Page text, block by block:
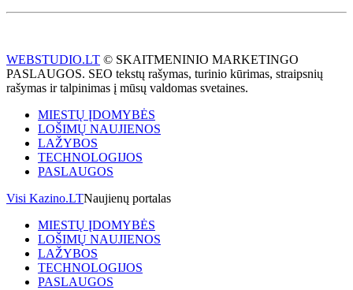
WEBSTUDIO.LT © SKAITMENINIO MARKETINGO
PASLAUGOS. SEO tekstų rašymas, turinio kūrimas, straipsnių
rašymas ir talpinimas į mūsų valdomas svetaines.
MIESTŲ ĮDOMYBĖS
LOŠIMŲ NAUJIENOS
LAŽYBOS
TECHNOLOGIJOS
PASLAUGOS
Visi Kazino.LTNaujienų portalas
MIESTŲ ĮDOMYBĖS
LOŠIMŲ NAUJIENOS
LAŽYBOS
TECHNOLOGIJOS
PASLAUGOS